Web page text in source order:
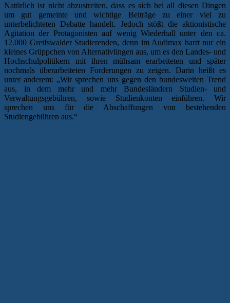
Natürlich ist nicht abzustreiten, dass es sich bei all diesen Dingen
um gut gemeinte und wichtige Beiträge zu einer viel zu
unterbelichteten Debatte handelt. Jedoch stößt die aktionistische
Agitation der Protagonisten auf wenig Wiederhall unter den ca.
12.000 Greifswalder Studierenden, denn im Audimax harrt nur ein
kleines Grüppchen von Alternativlingen aus, um es den Landes- und
Hochschulpolitikern mit ihren mühsam erarbeiteten und später
nochmals überarbeiteten Forderungen zu zeigen. Darin heißt es
unter anderem: „Wir sprechen uns gegen den bundesweiten Trend
aus, in dem mehr und mehr Bundesländern Studien- und
Verwaltungsgebühren, sowie Studienkonten einführen. Wir
sprechen uns für die Abschaffungen von bestehenden
Studiengebühren aus.“